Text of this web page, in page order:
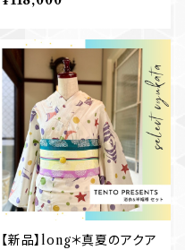
卒業式 花嫁 振袖 袋帯 帯
衿 長襦袢 B695
【新品】long＊真夏のアクア